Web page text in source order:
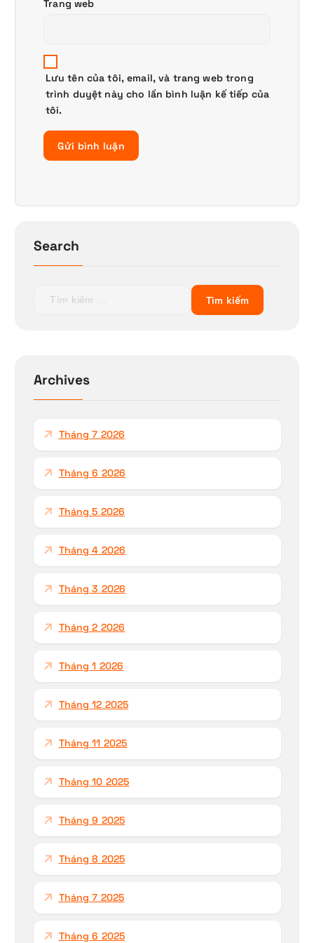
Trang web
Lưu tên của tôi, email, và trang web trong
trình duyệt này cho lần bình luận kế tiếp của
tôi.
Search
ế
m
Archives
Tháng 7 2026
Tháng 6 2026
Tháng 5 2026
Tháng 4 2026
Tháng 3 2026
Tháng 2 2026
Tháng 1 2026
Tháng 12 2025
Tháng 11 2025
Tháng 10 2025
Tháng 9 2025
Tháng 8 2025
Tháng 7 2025
Tháng 6 2025